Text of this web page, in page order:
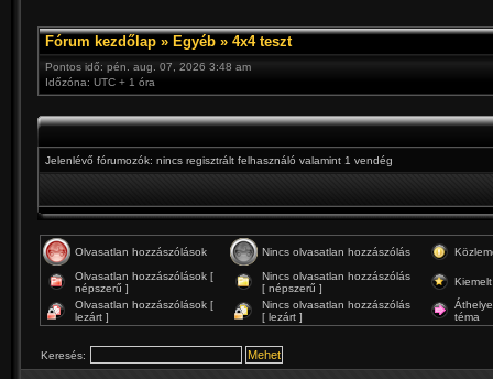
Fórum kezdőlap » Egyéb » 4x4 teszt
Pontos idő: pén. aug. 07, 2026 3:48 am
Időzóna: UTC + 1 óra
Jelenlévő fórumozók: nincs regisztrált felhasználó valamint 1 vendég
Olvasatlan hozzászólások Nincs olvasatlan hozzászólás
Olvasatlan hozzászólások [
népszerű ]
Nincs olvasatlan hozzászólás
[ népszerű ]
Kiemelt
Olvasatlan hozzászólások [
lezárt ]
Nincs olvasatlan hozzászólás
[ lezárt ]
téma
Keresés: